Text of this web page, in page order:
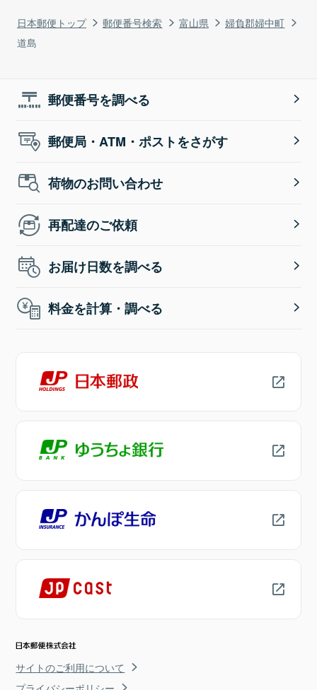
日本郵便トップ 郵便番号検索 富山県
婦負郡婦中町
道島
郵便番号を調べる
郵便局・ATM・ポストをさがす
荷物のお問い合わせ
再配達のご依頼
お届け日数を調べる
料金を計算・調べる
サイトのご利用について